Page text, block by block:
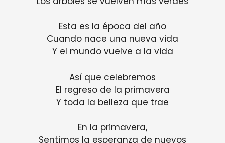
Esta es la época del año
Cuando nace una nueva vida
Y el mundo vuelve a la vida
Así que celebremos
El regreso de la primavera
Y toda la belleza que trae
En la primavera,
Sentimos la esperanza de nuevos